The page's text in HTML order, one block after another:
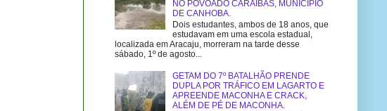
NO POVOADO CARAÍBAS, MUNICÍPIO
DE CANHOBA.
Dois estudantes, ambos de 18 anos, que
estudavam em uma escola estadual,
localizada em Aracaju, morreram na tarde desse
sábado, 1º de agosto...
GETAM DO 7º BATALHÃO PRENDE
DUPLA POR TRÁFICO EM LAGARTO E
APREENDE MACONHA E CRACK,
ALÉM DE PÉ DE MACONHA.